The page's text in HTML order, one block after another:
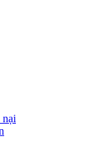
nại